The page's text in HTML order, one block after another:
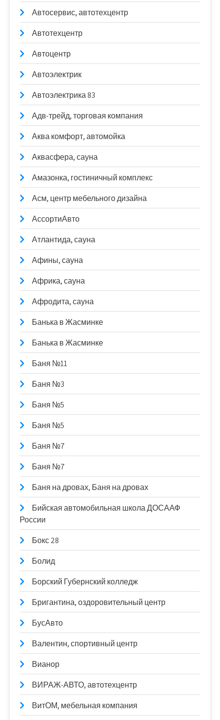
Автосервис, автотехцентр
Автотехцентр
Автоцентр
Автоэлектрик
Автоэлектрика 83
Адв-трейд, торговая компания
Аква комфорт, автомойка
Аквасфера, сауна
Амазонка, гостиничный комплекс
Асм, центр мебельного дизайна
АссортиАвто
Атлантида, сауна
Афины, сауна
Африка, сауна
Афродита, сауна
Банька в Жасминке
Банька в Жасминке
Баня №11
Баня №3
Баня №5
Баня №5
Баня №7
Баня №7
Баня на дровах, Баня на дровах
Бийская автомобильная школа ДОСААФ
России
Бокс 28
Болид
Борский Губернский колледж
Бригантина, оздоровительный центр
БусАвто
Валентин, спортивный центр
Вианор
ВИРАЖ-АВТО, автотехцентр
ВитОМ, мебельная компания